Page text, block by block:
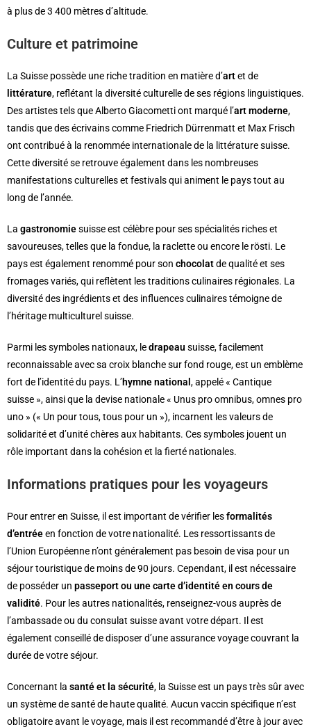
à plus de 3 400 mètres d’altitude.
Culture et patrimoine
La Suisse possède une riche tradition en matière d’artet de
littérature, reflétant la diversité culturelle de ses régions linguistiques.
Des artistes tels que Alberto Giacometti ont marqué l’art moderne,
tandis que des écrivains comme Friedrich Dürrenmatt et Max Frisch
ont contribué à la renommée internationale de la littérature suisse.
Cette diversité se retrouve également dans les nombreuses
manifestations culturelles et festivals qui animent le pays tout au
long de l’année.
La gastronomiesuisse est célèbre pour ses spécialités riches et
savoureuses, telles que la fondue, la raclette ou encore le rösti. Le
pays est également renommé pour son chocolatde qualité et ses
fromages variés, qui reflètent les traditions culinaires régionales. La
diversité des ingrédients et des influences culinaires témoigne de
l’héritage multiculturel suisse.
Parmi les symboles nationaux, ledrapeau suisse, facilement
reconnaissable avec sa croix blanche sur fond rouge, est un emblème
fort de l’identité du pays. L’hymne national , appelé « Cantique
suisse », ainsi que la devise nationale « Unus pro omnibus, omnes pro
uno » (« Un pour tous, tous pour un »), incarnent les valeurs de
solidarité et d’unité chères aux habitants. Ces symboles jouent un
rôle important dans la cohésion et la fierté nationales.
Informations pratiques pour les voyageurs
Pour entrer en Suisse, il est important de vérifier lesformalités
d’entréeen fonction de votre nationalité. Les ressortissants de
l’Union Européenne n’ont généralement pas besoin de visa pour un
séjour touristique de moins de 90 jours. Cependant, il est nécessaire
de posséder un passeport ou une carte d’identité en cours de
validité. Pour les autres nationalités, renseignez-vous auprès de
l’ambassade ou du consulat suisse avant votre départ. Il est
également conseillé de disposer d’une assurance voyage couvrant la
durée de votre séjour.
Concernant la santé et la sécurité, la Suisse est un pays très sûr avec
un système de santé de haute qualité. Aucun vaccin spécifique n’est
obligatoire avant le voyage, mais il est recommandé d’être à jour avec